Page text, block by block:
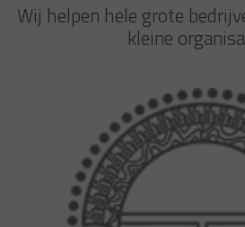
Wij helpen hele grote
kleine